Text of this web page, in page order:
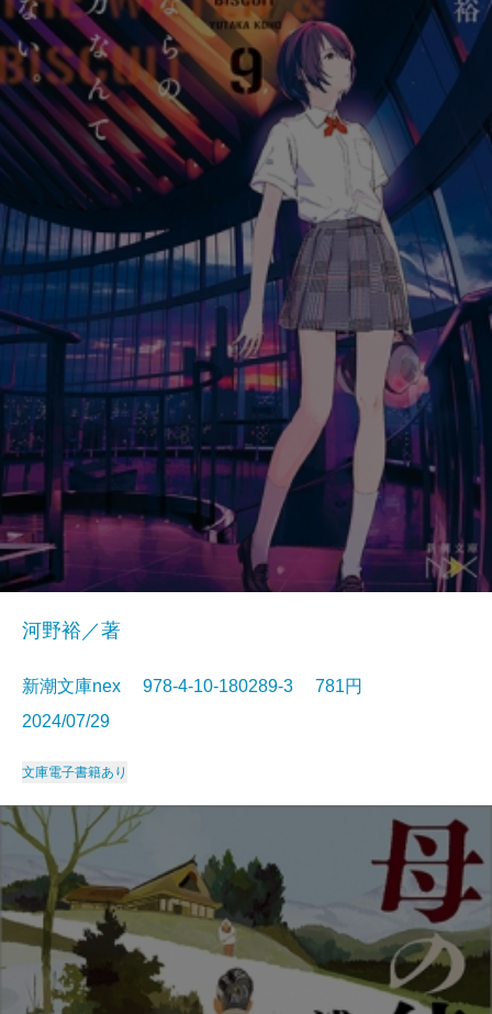
河野裕／著
新潮文庫nex 978-4-10-180289-3 781円
2024/07/29
文庫電子書籍あり